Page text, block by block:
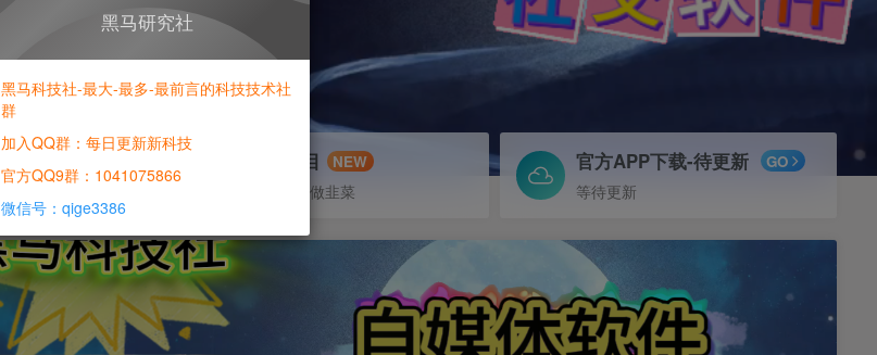
信息差项目 NEW
寻机缘-拒绝做韭菜
官方APP下载-待更新 GO
等待更新
黑马研究社
黑马科技社-最大-最多-最前言的科技技术社
群
加入QQ群：每日更新新科技
官方QQ9群：1041075866
微信号：qige3386